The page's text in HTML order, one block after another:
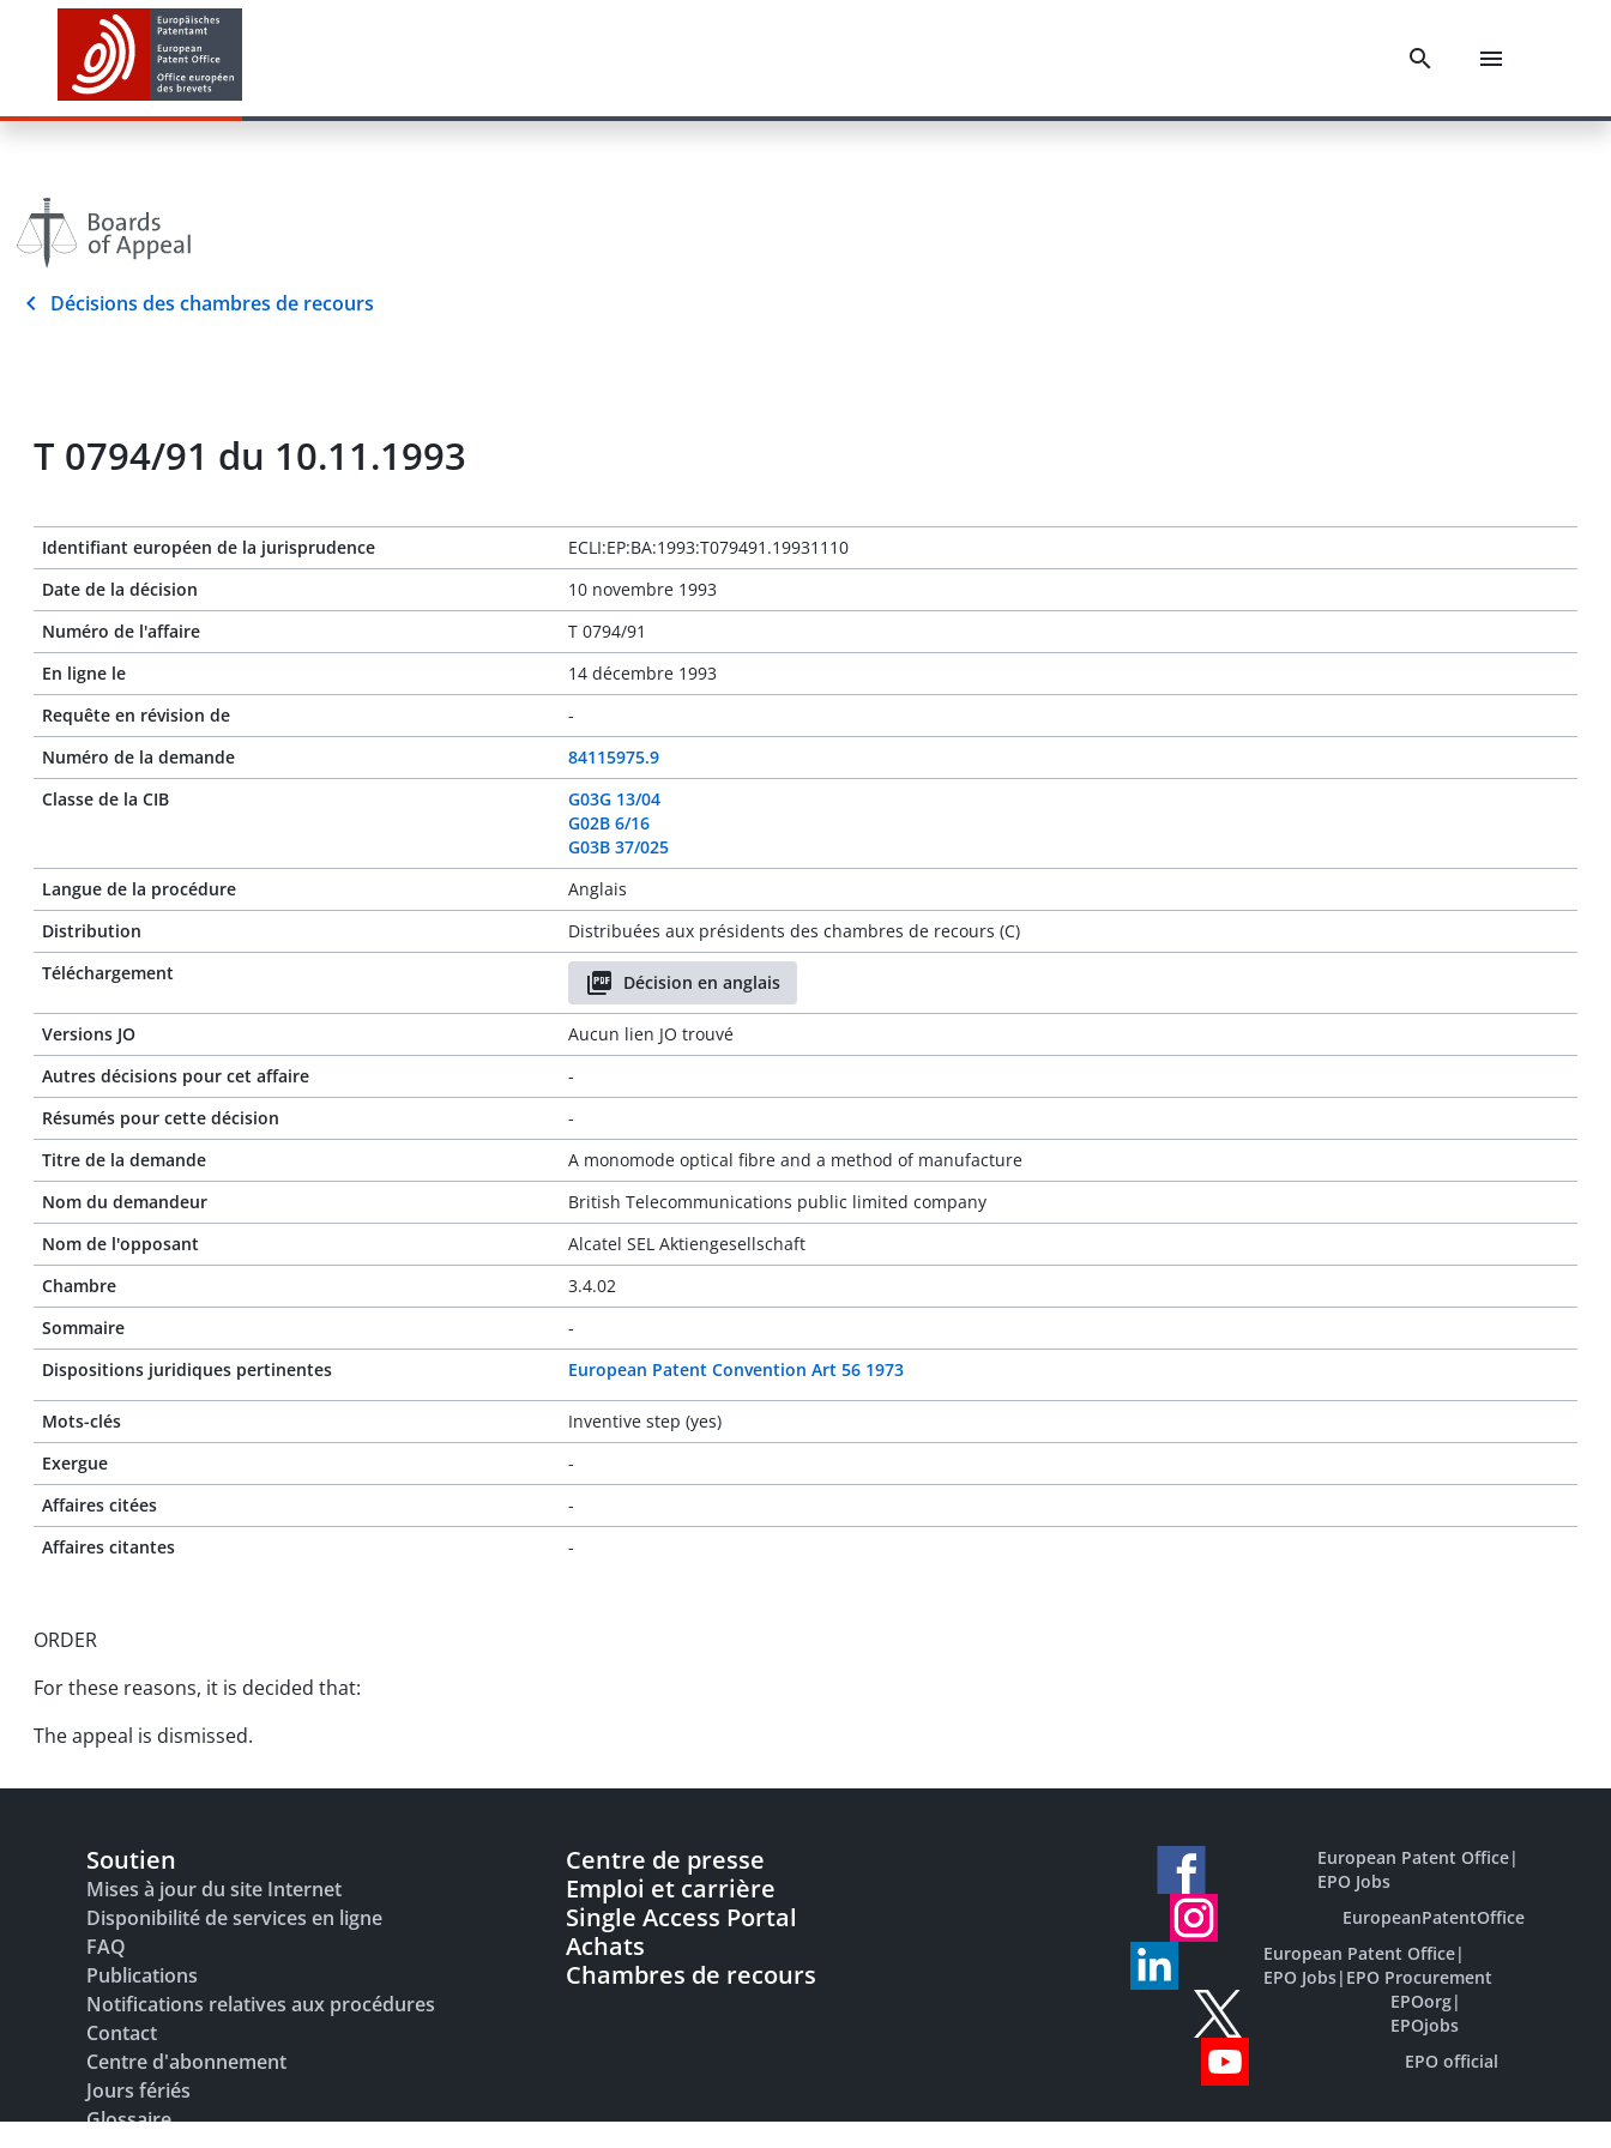
Décisions des chambres de recours
T 0794/91 du 10.11.1993
Identifiant européen de la jurisprudence
ECLI:EP:BA:1993:T079491.19931110
Date de la décision
10 novembre 1993
Numéro de l'affaire
T 0794/91
En ligne le
14 décembre 1993
Requête en révision de
-
Numéro de la demande
84115975.9
Classe de la CIB
G03G 13/04
G02B 6/16
G03B 37/025
Langue de la procédure
Anglais
Distribution
Distribuées aux présidents des chambres de recours (C)
Téléchargement
Décision en anglais
Versions JO
Aucun lien JO trouvé
Autres décisions pour cet affaire
-
Résumés pour cette décision
-
Titre de la demande
A monomode optical fibre and a method of manufacture
Nom du demandeur
British Telecommunications public limited company
Nom de l'opposant
Alcatel SEL Aktiengesellschaft
Chambre
3.4.02
Sommaire
-
Dispositions juridiques pertinentes
European Patent Convention Art 56 1973
Mots-clés
Inventive step (yes)
Exergue
-
Affaires citées
-
Affaires citantes
-
ORDER
For these reasons, it is decided that:
The appeal is dismissed.
Soutien
Mises à jour du site Internet
Disponibilité de services en ligne
FAQ
Publications
Notifications relatives aux procédures
Contact
Centre d'abonnement
Jours fériés
Glossaire
Centre de presse
Emploi et carrière
Single Access Portal
Achats
Chambres de recours
European Patent Office|
EPO Jobs
EuropeanPatentOffice
European Patent Office|
EPO Jobs| EPO Procurement
EPOorg|
EPOjobs
EPO official